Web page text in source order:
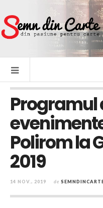
Programul
Polirom la
2019
14 NOV., 2019 de